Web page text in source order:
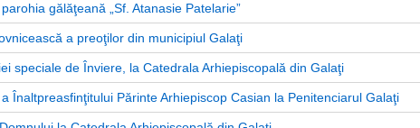
gălăţeană „Sf. Atanasie Patelarie”
a preoţilor din municipiul Galaţi
speciale de Înviere, la Catedrala Arhiepiscopală din Galaţi
Înaltpreasfinţitului Părinte Arhiepiscop Casian la Penitenciarul Galaţi